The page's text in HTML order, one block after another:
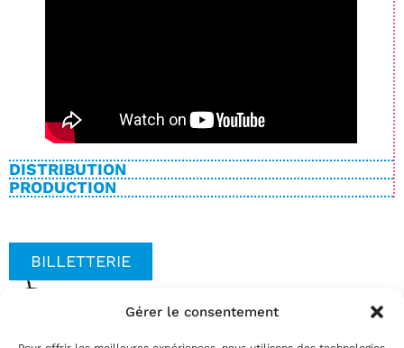
Gérer le consentement
DISTRIBUTION
PRODUCTION
BILLETTERIE